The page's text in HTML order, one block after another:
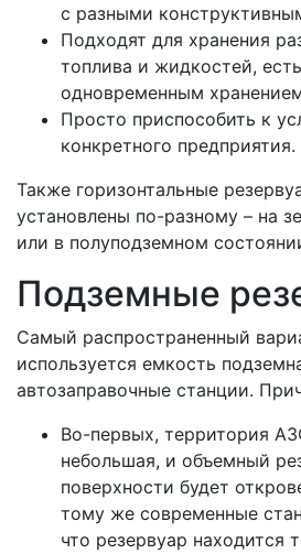
с разными
Подходят для хранения
топлива и жидкостей,
одновременным
Просто приспособить к
конкретного предприятия.
Также горизонтальные
установлены по-разному – на
или в полуподземном
Подземные
Самый распространенный
используется емкость
автозаправочные станции.
Во-первых, территория
небольшая, и объемный
поверхности будет
тому же современные
что резервуар находится